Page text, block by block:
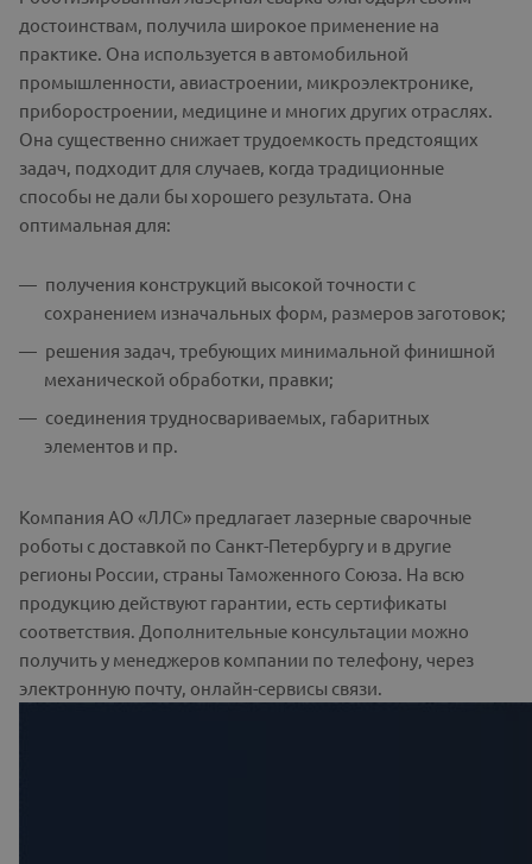
достоинствам, получила широкое применение на
практике. Она используется в автомобильной
промышленности, авиастроении, микроэлектронике,
приборостроении, медицине и многих других отраслях.
Она существенно снижает трудоемкость предстоящих
задач, подходит для случаев, когда традиционные
способы не дали бы хорошего результата. Она
оптимальная для:
получения конструкций высокой точности с
сохранением изначальных форм, размеров заготовок;
решения задач, требующих минимальной финишной
механической обработки, правки;
соединения трудносвариваемых, габаритных
элементов и пр.
Компания АО «ЛЛС» предлагает лазерные сварочные
роботы с доставкой по Санкт-Петербургу и в другие
регионы России, страны Таможенного Союза. На всю
продукцию действуют гарантии, есть сертификаты
соответствия. Дополнительные консультации можно
получить у менеджеров компании по телефону, через
электронную почту, онлайн-сервисы связи.